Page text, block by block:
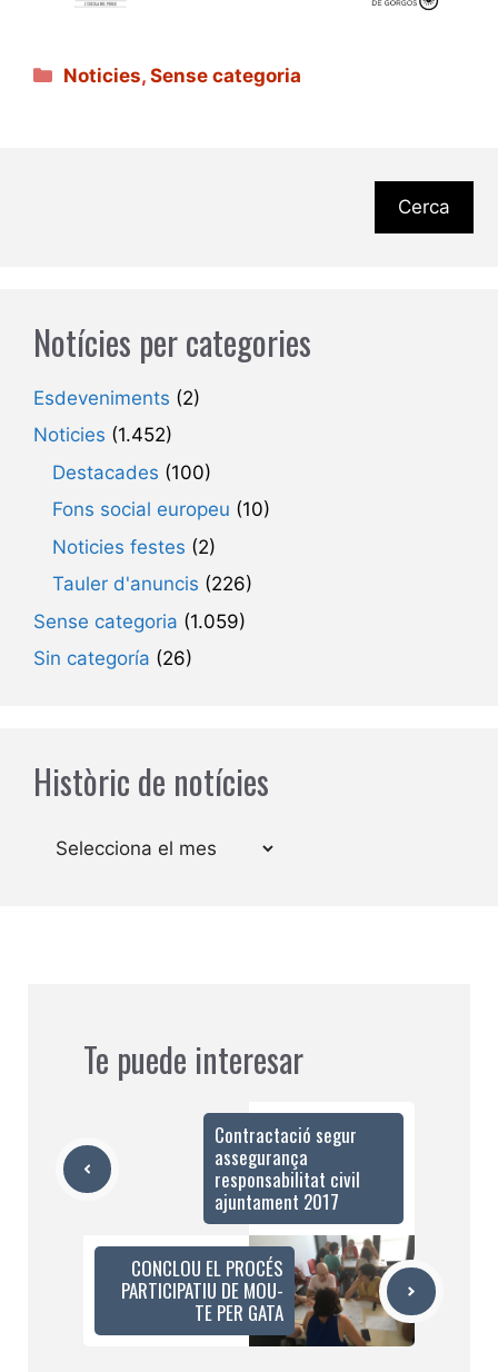
Categories
Noticies,Sense categoria
Cerca
Notícies per categories
Esdeveniments (2)
Noticies (1.452)
Destacades (100)
Fons social europeu (10)
Noticies festes (2)
Tauler d'anuncis (226)
Sense categoria (1.059)
Sin categoría (26)
Històric de notícies
Arxius
Te puede interesar
Contractació segur
assegurança
responsabilitat civil
ajuntament 2017
CONCLOU EL PROCÉS
PARTICIPATIU DE MOU-
TE PER GATA